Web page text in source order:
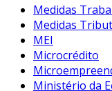
Medidas
Medidas
MEI
Microcrédito
Ministério da